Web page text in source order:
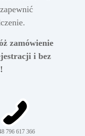
zamówienie
i bez
796 617 366